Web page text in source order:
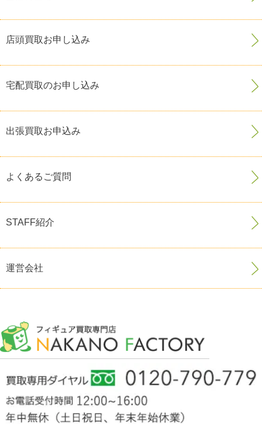
店頭買取お申し込み
宅配買取のお申し込み
出張買取お申込み
よくあるご質問
STAFF紹介
運営会社